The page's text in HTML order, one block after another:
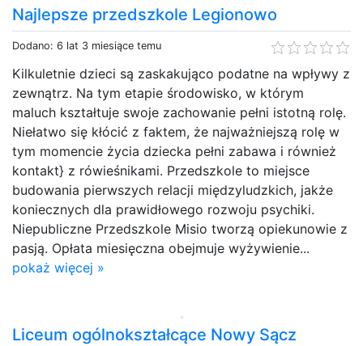
Najlepsze przedszkole Legionowo
Dodano: 6 lat 3 miesiące temu
Kilkuletnie dzieci są zaskakująco podatne na wpływy z
zewnątrz. Na tym etapie środowisko, w którym
maluch kształtuje swoje zachowanie pełni istotną rolę.
Niełatwo się kłócić z faktem, że najważniejszą rolę w
tym momencie życia dziecka pełni zabawa i również
kontakt} z rówieśnikami. Przedszkole to miejsce
budowania pierwszych relacji międzyludzkich, jakże
koniecznych dla prawidłowego rozwoju psychiki.
Niepubliczne Przedszkole Misio tworzą opiekunowie z
pasją. Opłata miesięczna obejmuje wyżywienie...
pokaż więcej »
Liceum ogólnokształcące Nowy Sącz